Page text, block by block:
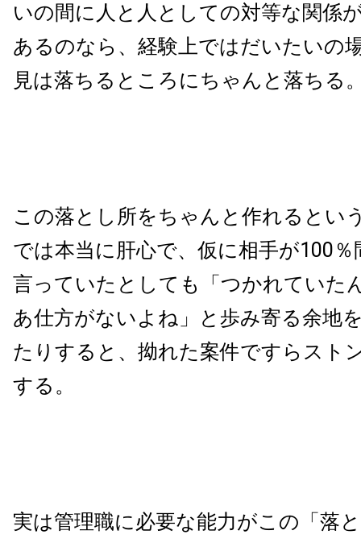
いの間に人と人としての対等な関係
あるのなら、経験上ではだいたいの
見は落ちるところにちゃんと落ちる
この落とし所をちゃんと作れるとい
では本当に肝心で、仮に相手が100
言っていたとしても「つかれていた
あ仕方がないよね」と歩み寄る余地
たりすると、拗れた案件ですらスト
する。
実は管理職に必要な能力がこの「落